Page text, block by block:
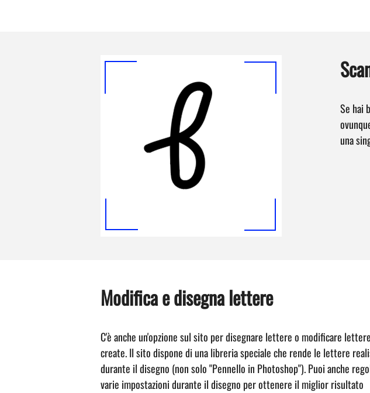
Se hai
una
Modifica e disegna lettere
C'è anche un'opzione sul sito per disegnare lettere o modificare lettere
create. Il sito dispone di una libreria speciale che rende le lettere
durante il disegno (non solo "Pennello in Photoshop"). Puoi anche
varie impostazioni durante il disegno per ottenere il miglior risultato